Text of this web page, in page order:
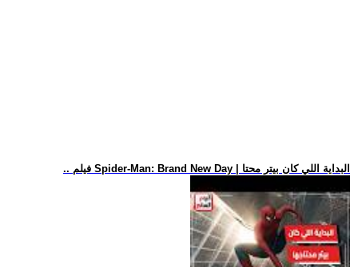
.. فيلم Spider-Man: Brand New Day | البداية اللي كان بيتر محتا